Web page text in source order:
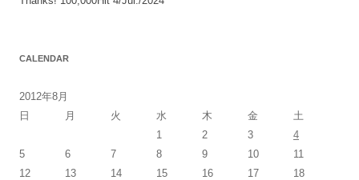
CALENDAR
2012年8月
日
月 火 水 木 金
土
1
2 3
4
5
6 7 8 9 10
11
12
13 14 15 16 17
18